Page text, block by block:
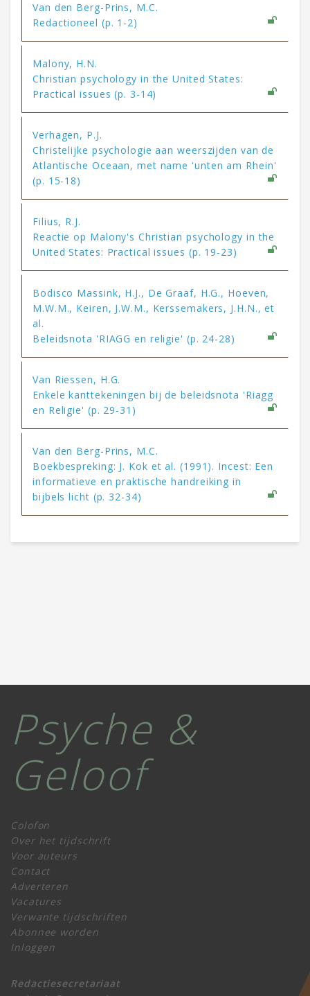
Van den Berg-Prins, M.C.
Redactioneel (p. 1-2)
Malony, H.N.
Christian psychology in the United States:
Practical issues (p. 3-14)
Verhagen, P.J.
Christelijke psychologie aan weerszijden van de
Atlantische Oceaan, met name 'unten am Rhein'
(p. 15-18)
Filius, R.J.
Reactie op Malony's Christian psychology in the
United States: Practical issues (p. 19-23)
Bodisco Massink, H.J., De Graaf, H.G., Hoeven,
M.W.M., Keiren, J.W.M., Kerssemakers, J.H.N., et
al.
Beleidsnota 'RIAGG en religie' (p. 24-28)
Van Riessen, H.G.
Enkele kanttekeningen bij de beleidsnota 'Riagg
en Religie' (p. 29-31)
Van den Berg-Prins, M.C.
Boekbespreking: J. Kok et al. (1991). Incest: Een
informatieve en praktische handreiking in
bijbels licht (p. 32-34)
Psyche &
Geloof
Colofon
Over het tijdschrift
Voor auteurs
Contact
Adverteren
Vacatures
Verwante tijdschriften
Abonnee worden
Inloggen
Redactiesecretariaat